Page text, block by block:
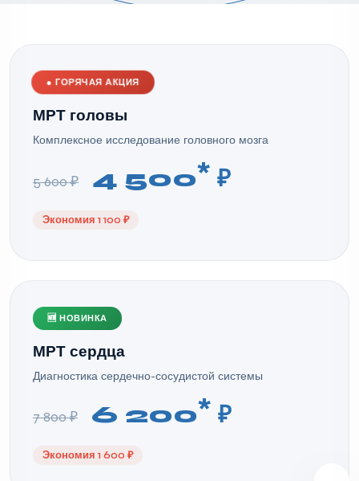
● ГОРЯЧАЯ АКЦИЯ
МРТ головы
Комплексное исследование головного мозга
5 600 ₽ 4 500* ₽
Экономия 1 100 ₽
🆕 НОВИНКА
МРТ сердца
Диагностика сердечно-сосудистой системы
7 800 ₽ 6 200* ₽
Экономия 1 600 ₽